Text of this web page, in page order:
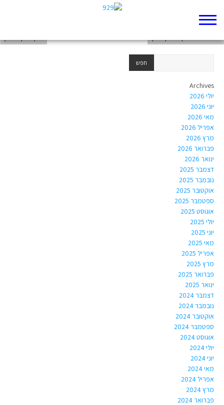
Archives
יולי 2026
יוני 2026
מאי 2026
אפריל 2026
מרץ 2026
פברואר 2026
ינואר 2026
דצמבר 2025
נובמבר 2025
אוקטובר 2025
ספטמבר 2025
אוגוסט 2025
יולי 2025
יוני 2025
מאי 2025
אפריל 2025
מרץ 2025
פברואר 2025
ינואר 2025
דצמבר 2024
נובמבר 2024
אוקטובר 2024
ספטמבר 2024
אוגוסט 2024
יולי 2024
יוני 2024
מאי 2024
אפריל 2024
מרץ 2024
פברואר 2024